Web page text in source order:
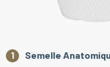
Semelle